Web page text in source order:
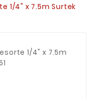
1/4" x 7.5m Surtek